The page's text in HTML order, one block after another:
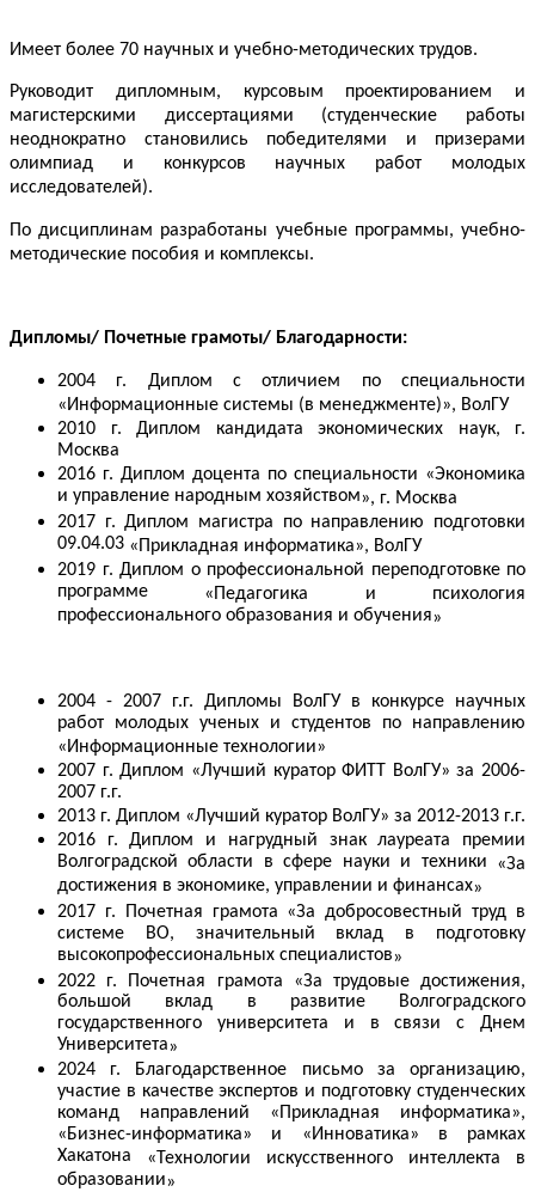
Имеет более 70 научных и учебно-методических трудов.
Руководит дипломным, курсовым проектированием и
магистерскими диссертациями (студенческие работы
неоднократно становились победителями и призерами
олимпиад и конкурсов научных работ молодых
исследователей).
По дисциплинам разработаны учебные программы, учебно-
методические пособия и комплексы.
Дипломы/ Почетные грамоты/ Благодарности:
2004 г. Диплом с отличием по специальности
«Информационные системы (в менеджменте)», ВолГУ
2010 г. Диплом кандидата экономических наук, г.
Москва
2016 г. Диплом доцента по специальности «Экономика
и управление народным хозяйством», г. Москва
2017 г. Диплом магистра по направлению подготовки
09.04.03 « Прикладная информатика», ВолГУ
2019 г. Диплом о профессиональной переподготовке по
программе « Педагогика и психология
профессионального образования и обучения»
2004 - 2007 г.г. Дипломы ВолГУ в конкурсе научных
работ молодых ученых и студентов по направлению
«Информационные технологии»
2007 г. Диплом «Лучший куратор ФИТТ ВолГУ» за 2006-
2007 г.г.
2013 г. Диплом «Лучший куратор ВолГУ» за 2012-2013 г.г.
2016 г. Диплом и нагрудный знак лауреата премии
Волгоградской области в сфере науки и техники «За
достижения в экономике, управлении и финансах»
2017 г. Почетная грамота «За добросовестный труд в
системе ВО, значительный вклад в подготовку
высокопрофессиональных специалистов»
2022 г. Почетная грамота «За трудовые достижения,
большой вклад в развитие Волгоградского
государственного университета и в связи с Днем
Университета»
2024 г. Благодарственное письмоза организацию,
участие в качестве экспертов и подготовку студенческих
команд направлений «Прикладная информатика»,
«Бизнес-информатика» и «Инноватика» в рамках
Хакатона «Технологии искусственного интеллекта в
образовании»